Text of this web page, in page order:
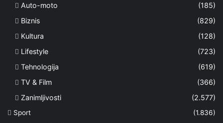
Auto-moto
(185)
Biznis
(829)
Kultura
(128)
Lifestyle
(723)
Tehnologija
(619)
TV & Film
(366)
Zanimljivosti
(2.577)
Sport
(1.836)